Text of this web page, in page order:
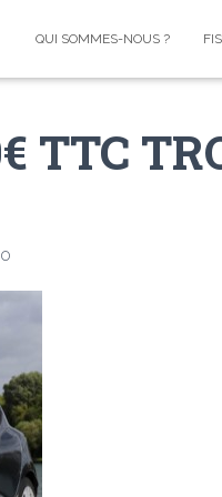
QUI SOMMES-NOUS ?
TTC